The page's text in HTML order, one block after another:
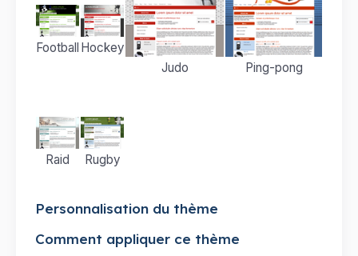
Football Hockey
Judo
Ping-pong
Raid Rugby
Personnalisation du thème
Comment appliquer ce thème